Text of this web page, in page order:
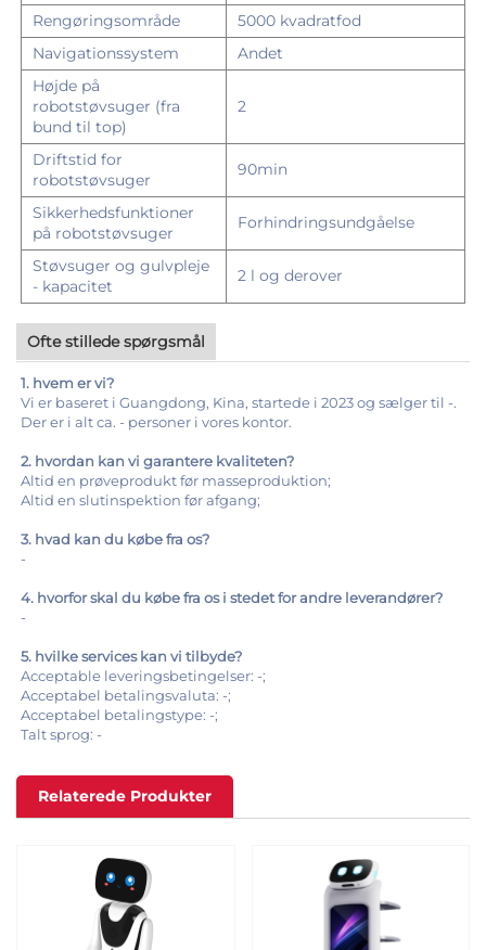
Rengøringsområde
5000 kvadratfod
Navigationssystem
Andet
Højde på
robotstøvsuger (fra
bund til top)
2
Driftstid for
robotstøvsuger
90min
Sikkerhedsfunktioner
på robotstøvsuger
Forhindringsundgåelse
Støvsuger og gulvpleje
- kapacitet
2 l og derover
Ofte stillede spørgsmål
1. hvem er vi?
Vi er baseret i Guangdong, Kina, startede i 2023 og sælger til -.
Der er i alt ca. - personer i vores kontor.
2. hvordan kan vi garantere kvaliteten?
Altid en prøveprodukt før masseproduktion;
Altid en slutinspektion før afgang;
3. hvad kan du købe fra os?
-
4. hvorfor skal du købe fra os i stedet for andre leverandører?
-
5. hvilke services kan vi tilbyde?
Acceptable leveringsbetingelser: -;
Acceptabel betalingsvaluta: -;
Acceptabel betalingstype: -;
Talt sprog: -
Relaterede Produkter